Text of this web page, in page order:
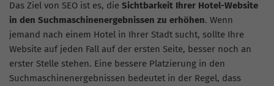
Das Ziel von SEO ist es, die Sichtbarkeit Ihrer Hotel-Website
in den Suchmaschinenergebnissen zu erhöhen. Wenn
jemand nach einem Hotel in Ihrer Stadt sucht, sollte Ihre
Website auf jeden Fall auf der ersten Seite, besser noch an
erster Stelle stehen. Eine bessere Platzierung in den
Suchmaschinenergebnissen bedeutet in der Regel, dass